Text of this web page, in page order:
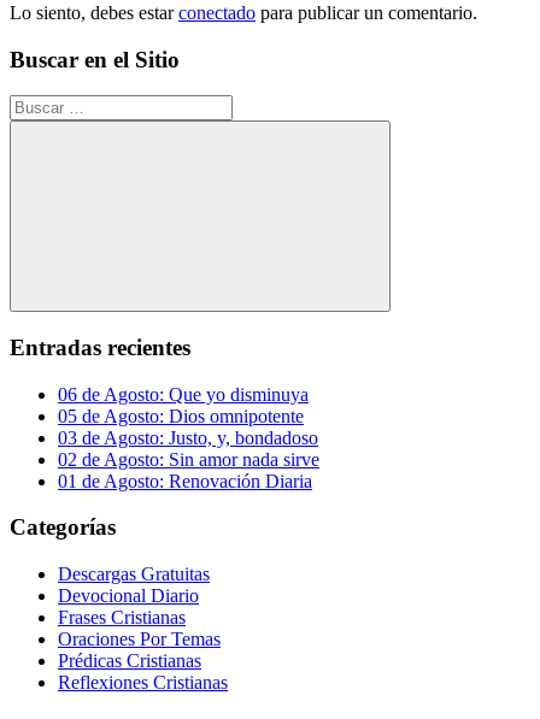
Lo siento, debes estarconectado para publicar un comentario.
Buscar en el Sitio
Buscar:
Buscar
Entradas recientes
06 de Agosto: Que yo disminuya
05 de Agosto: Dios omnipotente
03 de Agosto: Justo, y, bondadoso
02 de Agosto: Sin amor nada sirve
01 de Agosto: Renovación Diaria
Categorías
Descargas Gratuitas
Devocional Diario
Frases Cristianas
Oraciones Por Temas
Prédicas Cristianas
Reflexiones Cristianas